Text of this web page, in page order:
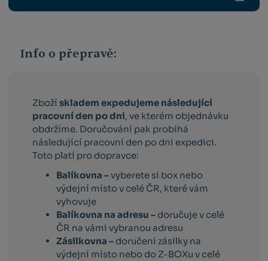
Info o přepravě:
Zbožískladem expedujeme následující
pracovní den po dni, ve kterém objednávku
obdržíme. Doručování pak probíhá
následující pracovní den po dni expedici.
Toto platí pro dopravce:
Balíkovna –vyberete si box nebo
výdejní místo v celé ČR, které vám
vyhovuje
Balíkovna na adresu – doručuje v celé
ČR na vámi vybranou adresu
Zásilkovna – doručení zásilky na
výdejní místo nebo do Z-BOXu v celé